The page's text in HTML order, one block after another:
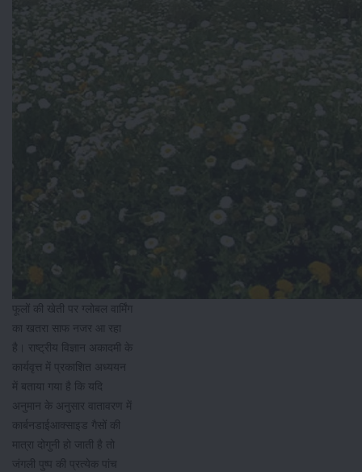
फूलों की खेती पर ग्लोबल वार्मिंग
का खतरा साफ नजर आ रहा
है। राष्ट्रीय विज्ञान अकादमी के
कार्यवृत्त में प्रकाशित अध्ययन
में बताया गया है कि यदि
अनुमान के अनुसार वातावरण में
कार्बनडाईआक्साइड गैसों की
मात्रा दोगुनी हो जाती है तो
जंगली पुष्प की प्रत्येक पांच